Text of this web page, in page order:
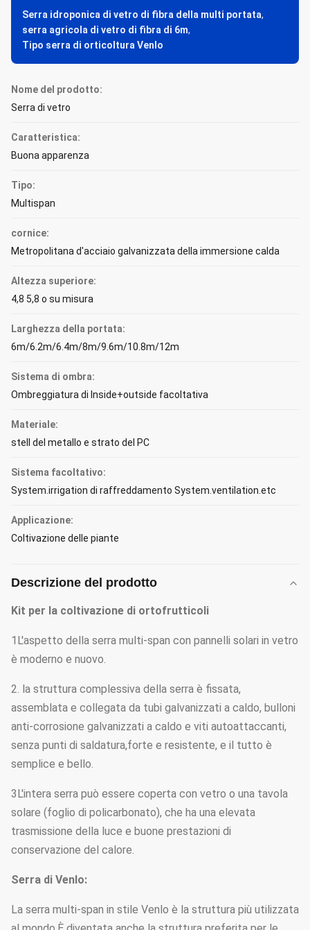
Serra idroponica di vetro di fibra della multi portata,
serra agricola di vetro di fibra di 6m,
Tipo serra di orticoltura Venlo
Nome del prodotto:
Serra di vetro
Caratteristica:
Buona apparenza
Tipo:
Multispan
cornice:
Metropolitana d'acciaio galvanizzata della immersione calda
Altezza superiore:
4,8 5,8 o su misura
Larghezza della portata:
6m/6.2m/6.4m/8m/9.6m/10.8m/12m
Sistema di ombra:
Ombreggiatura di Inside+outside facoltativa
Materiale:
stell del metallo e strato del PC
Sistema facoltativo:
System.irrigation di raffreddamento System.ventilation.etc
Applicazione:
Coltivazione delle piante
Descrizione del prodotto
Kit per la coltivazione di ortofrutticoli
1L'aspetto della serra multi-span con pannelli solari in vetro
è moderno e nuovo.
2. la struttura complessiva della serra è fissata,
assemblata e collegata da tubi galvanizzati a caldo, bulloni
anti-corrosione galvanizzati a caldo e viti autoattaccanti,
senza punti di saldatura,forte e resistente, e il tutto è
semplice e bello.
3L'intera serra può essere coperta con vetro o una tavola
solare (foglio di policarbonato), che ha una elevata
trasmissione della luce e buone prestazioni di
conservazione del calore.
Serra di Venlo:
La serra multi-span in stile Venlo è la struttura più utilizzata